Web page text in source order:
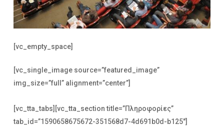
[vc_empty_space]
[vc_single_image source=”featured_image”
img_size=”full” alignment=”center”]
[vc_tta_tabs][vc_tta_section title=”Πληροφορίες”
tab_id=”1590658675672-351568d7-4d691b0d-b125″]